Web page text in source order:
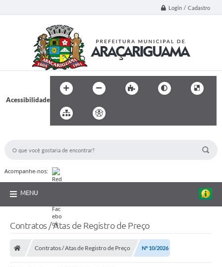
Login / Cadastro
Acessibilidade
Acompanhe-nos:
MENU
Contratos / Atas de Registro de Preço
Contratos / Atas de Registro de Preço Nº 10/2026